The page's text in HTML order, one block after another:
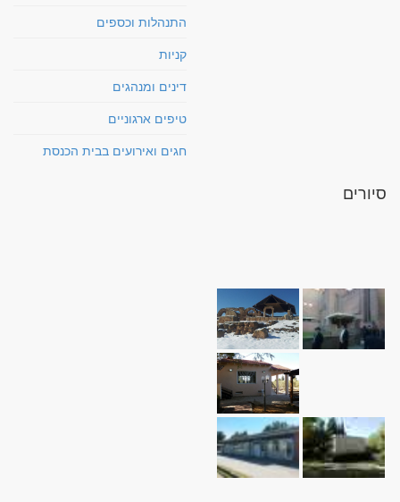
התנהלות וכספים
קניות
דינים ומנהגים
טיפים ארגוניים
חגים ואירועים בבית הכנסת
סיורים